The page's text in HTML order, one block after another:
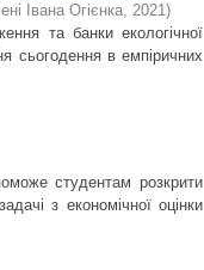
Івана Огієнка, 2021)
та банки екологічної
сьогодення в емпіричних
студентам розкрити
з економічної оцінки